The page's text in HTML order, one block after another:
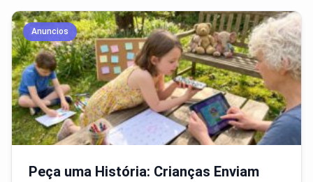
Anuncios
Peça uma História: Crianças Enviam